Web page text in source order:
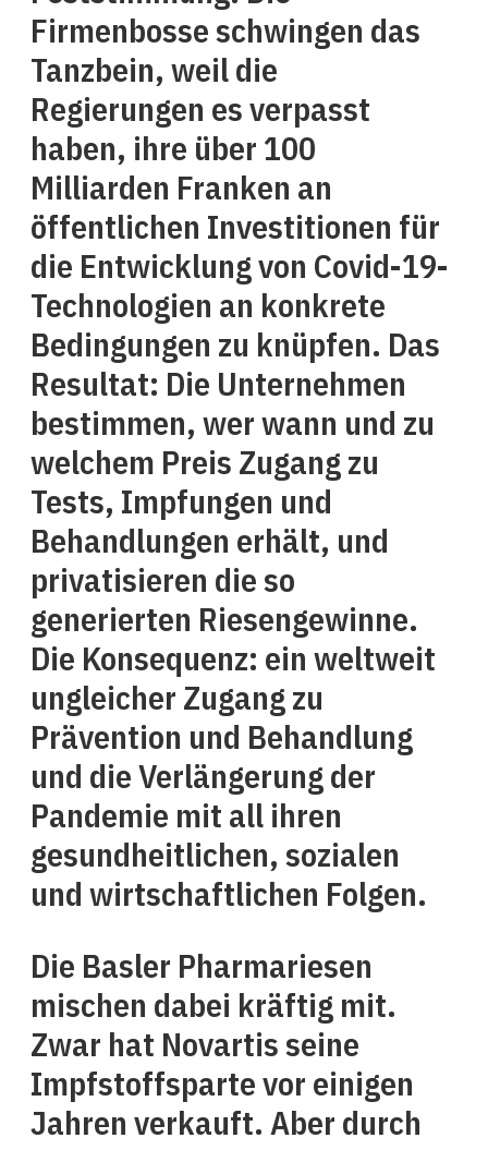
Firmenbosse schwingen das
Tanzbein, weil die
Regierungen es verpasst
haben, ihre über 100
Milliarden Franken an
öffentlichen Investitionen für
die Entwicklung von Covid-19-
Technologien an konkrete
Bedingungen zu knüpfen. Das
Resultat: Die Unternehmen
bestimmen, wer wann und zu
welchem Preis Zugang zu
Tests, Impfungen und
Behandlungen erhält, und
privatisieren die so
generierten Riesengewinne.
Die Konsequenz: ein weltweit
ungleicher Zugang zu
Prävention und Behandlung
und die Verlängerung der
Pandemie mit all ihren
gesundheitlichen, sozialen
und wirtschaftlichen Folgen.
Die Basler Pharmariesen
mischen dabei kräftig mit.
Zwar hat Novartis seine
Impfstoffsparte vor einigen
Jahren verkauft. Aber durch